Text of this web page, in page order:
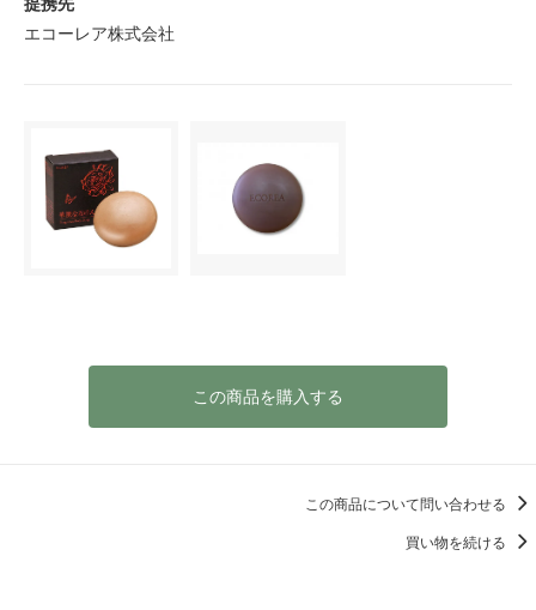
エコーレア株式会社
この商品を購入する
この商品について問い合わせる
買い物を続ける